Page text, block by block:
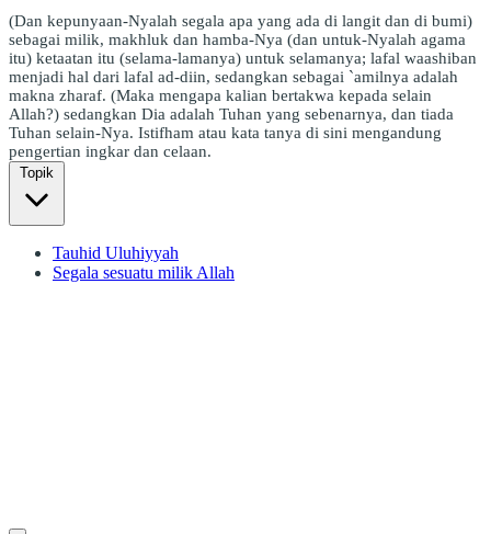
(Dan kepunyaan-Nyalah segala apa yang ada di langit dan di bumi)
sebagai milik, makhluk dan hamba-Nya (dan untuk-Nyalah agama
itu) ketaatan itu (selama-lamanya) untuk selamanya; lafal waashiban
menjadi hal dari lafal ad-diin, sedangkan sebagai `amilnya adalah
makna zharaf. (Maka mengapa kalian bertakwa kepada selain
Allah?) sedangkan Dia adalah Tuhan yang sebenarnya, dan tiada
Tuhan selain-Nya. Istifham atau kata tanya di sini mengandung
pengertian ingkar dan celaan.
Topik
Tauhid Uluhiyyah
Segala sesuatu milik Allah